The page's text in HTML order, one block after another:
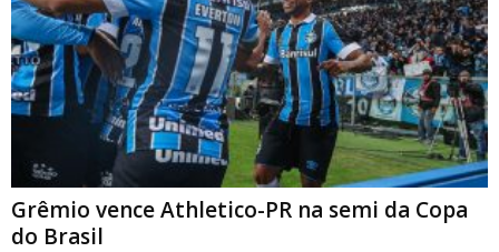
Grêmio vence Athletico-PR na semi da Copa
do Brasil